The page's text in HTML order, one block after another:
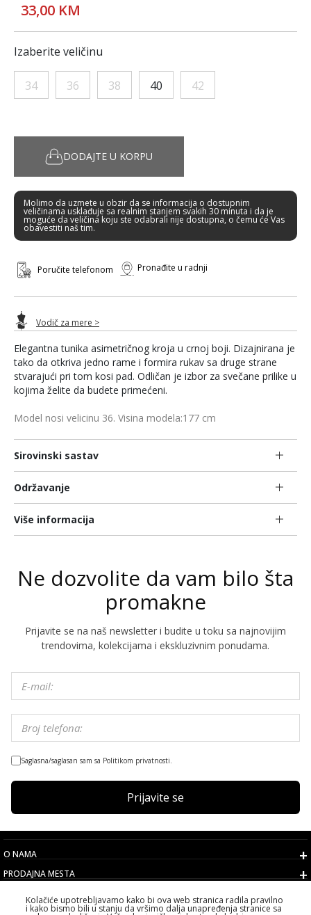
Elegantna tunika asimetričnog kroja u crnoj boji. Dizajnirana je
tako da otkriva jedno rame i formira rukav sa druge strane
stvarajući pri tom kosi pad. Odličan je izbor za svečane prilike u
kojima želite da budete primećeni.
Model nosi velicinu 36. Visina modela:177 cm
Sirovinski sastav
Održavanje
Više informacija
33,00 KM
Izaberite veličinu
34 36 38 40 42
DODAJTE U KORPU
Molimo da uzmete u obzir da se informacija o dostupnim
veličinama usklađuje sa realnim stanjem svakih 30 minuta i da je
moguće da veličina koju ste odabrali nije dostupna, o čemu će Vas
obavestiti naš tim.
Poručite telefonom Pronađite u radnji
Vodič za mere >
Ne dozvolite da vam bilo šta
promakne
Prijavite se na naš newsletter i budite u toku sa najnovijim
trendovima, kolekcijama i ekskluzivnim ponudama.
Saglasna/saglasan sam sa Politikom privatnosti.
Prijavite se
O NAMA
PRODAJNA MESTA
KORISNIČKI SERVIS
Kolačiće upotrebljavamo kako bi ova web stranica radila pravilno
i kako bismo bili u stanju da vršimo dalja unapređenja stranice sa